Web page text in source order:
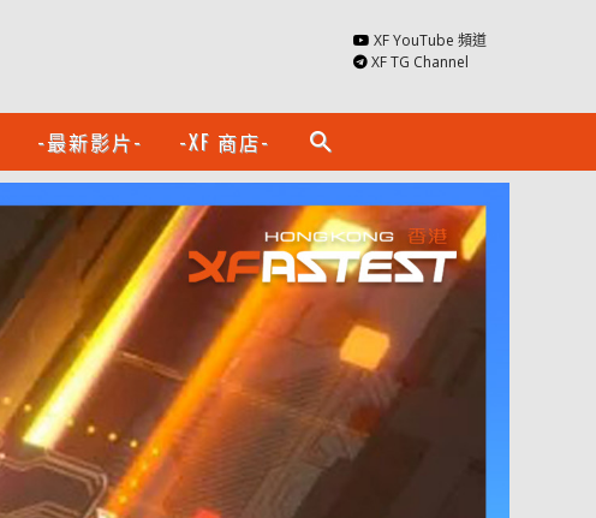
XF YouTube 頻道
XF TG Channel
-最新影片- -XF 商店- search